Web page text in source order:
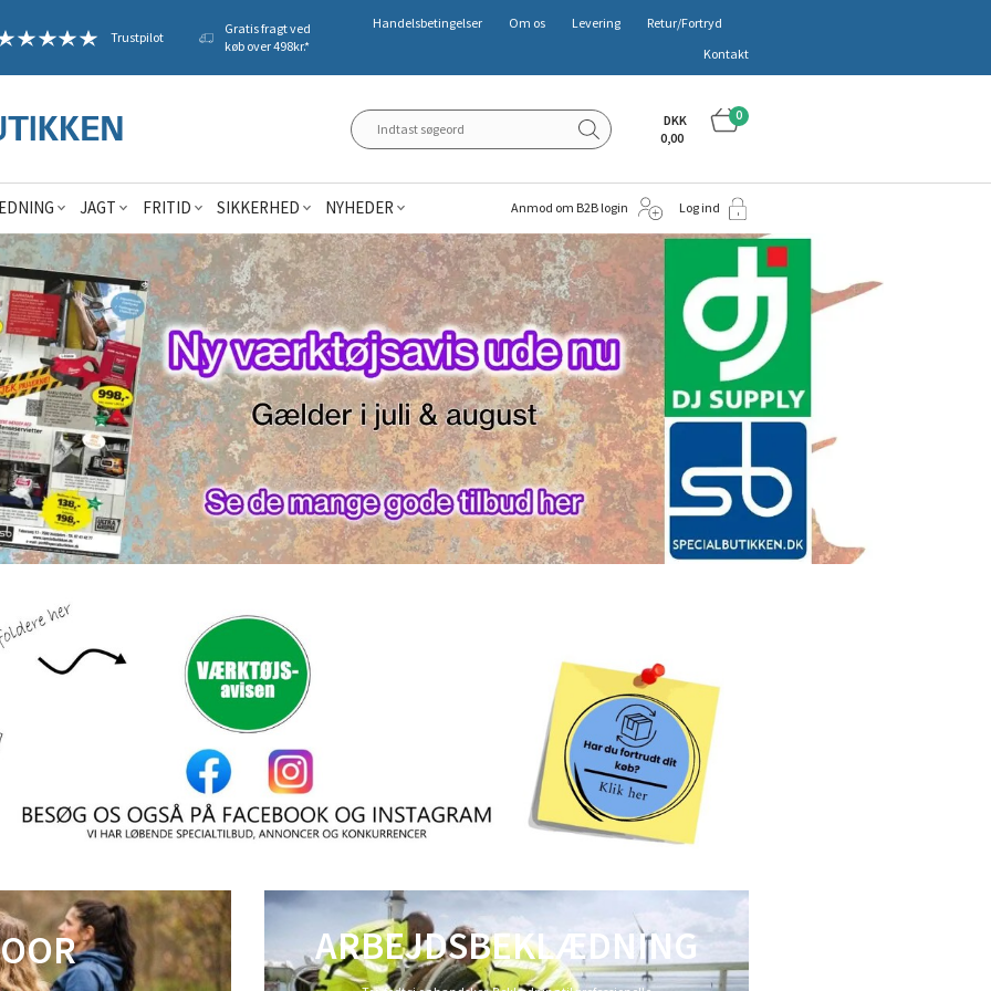
Trustpilot
Gratis fragt ved
køb over 498kr.*
Handelsbetingelser Om os Levering
Retur/Fortryd
Kontakt
0
DKK
0,00
JAGT FRITID SIKKERHED NYHEDER Anmod om B2B login Log ind
ARBEJDSBEKLÆDNING